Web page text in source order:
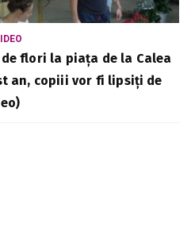
flori la piața de la Calea
an, copiii vor fi lipsiți de